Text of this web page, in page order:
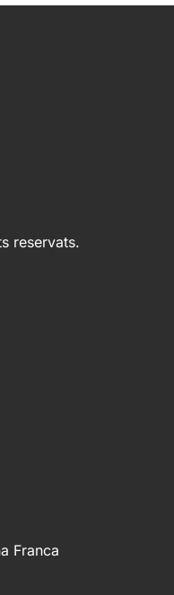
reservats.
Franca